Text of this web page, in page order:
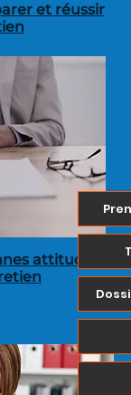
et réussir
attitudes